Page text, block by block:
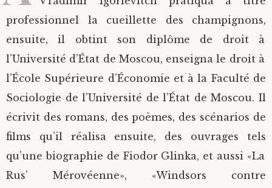
professionnel la cueillette des champignons,
ensuite, il obtint son diplôme de droit à
l’Université d’État de Moscou, enseigna le droit à
l’École Supérieure d’Économie et à la Faculté de
Sociologie de l’Université de l’État de Moscou. Il
écrivit des romans, des poèmes, des scénarios de
films qu’il réalisa ensuite, des ouvrages tels
qu’une biographie de Fiodor Glinka, et aussi «La
Rus’ Mérovéenne», «Windsors contre